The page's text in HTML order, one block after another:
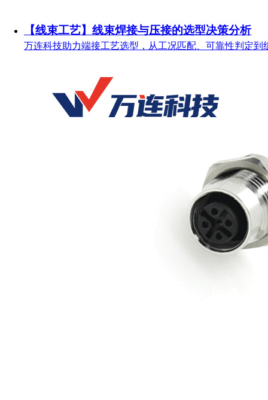
【线束工艺】线束焊接与压接的选型决策分析
万连科技助力端接工艺选型，从工况匹配、可靠性判定到